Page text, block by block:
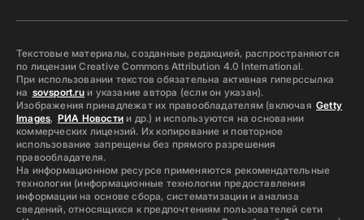
Текстовые материалы, созданные редакцией, распространяются
по лицензии Creative Commons Attribution 4.0 International.
При использовании текстов обязательна активная гиперссылка
на sovsport.ruи указание автора (если он указан).
Изображения принадлежат их правообладателям (включая Getty
Images, РИА Новостии др.) и используются на основании
коммерческих лицензий. Их копирование и повторное
использование запрещены без прямого разрешения
правообладателя.
На информационном ресурсе применяются рекомендательные
технологии (информационные технологии предоставления
информации на основе сбора, систематизации и анализа
сведений, относящихся к предпочтениям пользователей сети